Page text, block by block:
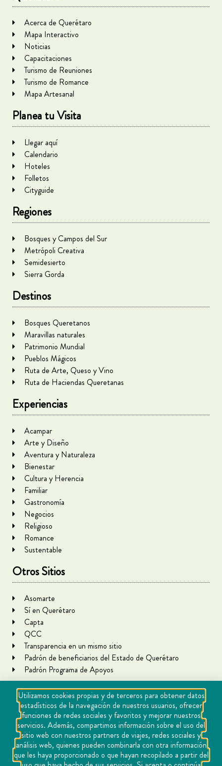
Acerca de Querétaro
Mapa Interactivo
Noticias
Capacitaciones
Turismo de Reuniones
Turismo de Romance
Mapa Artesanal
Planea tu Visita
Llegar aquí
Calendario
Hoteles
Folletos
Cityguide
Regiones
Bosques y Campos del Sur
Metrópoli Creativa
Semidesierto
Sierra Gorda
Destinos
Bosques Queretanos
Maravillas naturales
Patrimonio Mundial
Pueblos Mágicos
Ruta de Arte, Queso y Vino
Ruta de Haciendas Queretanas
Experiencias
Acampar
Arte y Diseño
Aventura y Naturaleza
Bienestar
Cultura y Herencia
Familiar
Gastronomía
Negocios
Religioso
Romance
Sustentable
Otros Sitios
Asomarte
Sí en Querétaro
Capta
QCC
Transparencia en un mismo sitio
Padrón de beneficiarios del Estado de Querétaro
Padrón Programa de Apoyos
Copyright Querétaro Travel 2021 | v 1.1
Utilizamos cookies propias y de terceros para obtener datos
estadísticos de la navegación de nuestros usuarios, ofrecer
funciones de redes sociales y favoritos y mejorar nuestros
servicios. Además, compartimos información sobre el uso del
sitio web con nuestros partners de viajes, redes sociales y
análisis web, quienes pueden combinarla con otra información
que les haya proporcionado o que hayan recopilado a partir del